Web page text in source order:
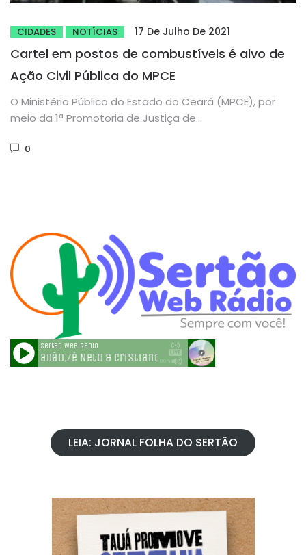
CIDADES NOTÍCIAS 17 De Julho De 2021
Cartel em postos de combustíveis é alvo de
Ação Civil Pública do MPCE
O Ministério Público do Estado do Ceará (MPCE), por
meio da 1ª Promotoria de Justiça de
0
LEIA: JORNAL FOLHA DO SERTÃO